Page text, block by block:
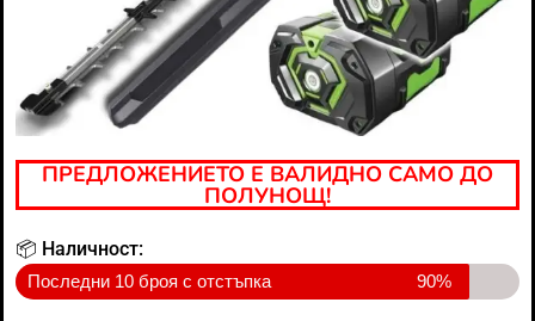
ПРЕДЛОЖЕНИЕТО Е ВАЛИДНО САМО ДО
ПОЛУНОЩ!
📦 Наличност:
Последни 10 броя с отстъпка 90%